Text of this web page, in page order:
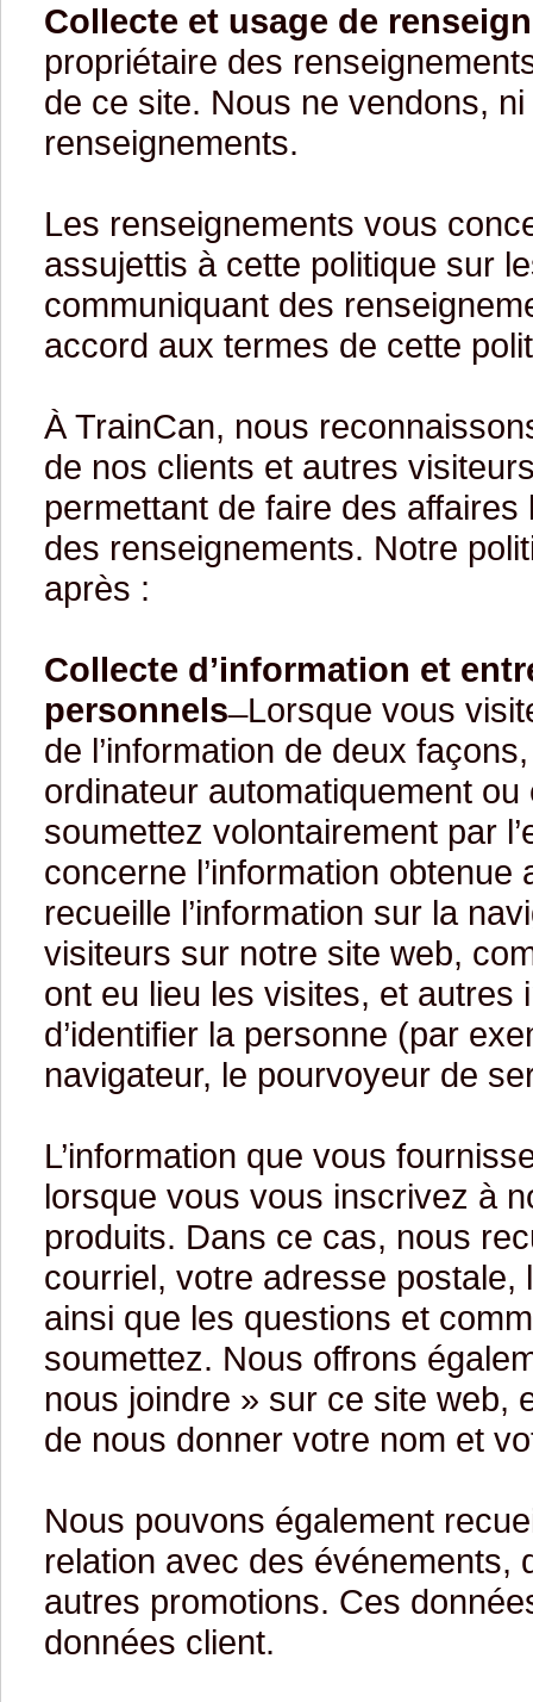
Collecte et usage de
propriétaire des
de ce site. Nous ne vendons,
renseignements.
Les renseignements vous
assujettis à cette politique sur
communiquant des
accord aux termes de cette
À TrainCan, nous
de nos clients et autres
permettant de faire des
des renseignements. Notre
après :
Collecte d’information et
personnels Lorsque vous
de l’information de deux
ordinateur automatiquement
soumettez volontairement par
concerne l’information
recueille l’information sur la
visiteurs sur notre site web,
ont eu lieu les visites, et autres
d’identifier la personne (par
navigateur, le pourvoyeur de
L’information que vous
lorsque vous vous inscrivez à
produits. Dans ce cas, nous
courriel, votre adresse postale,
ainsi que les questions et
soumettez. Nous offrons
nous joindre » sur ce site web,
de nous donner votre nom et
Nous pouvons également
relation avec des événements,
autres promotions. Ces
données client.